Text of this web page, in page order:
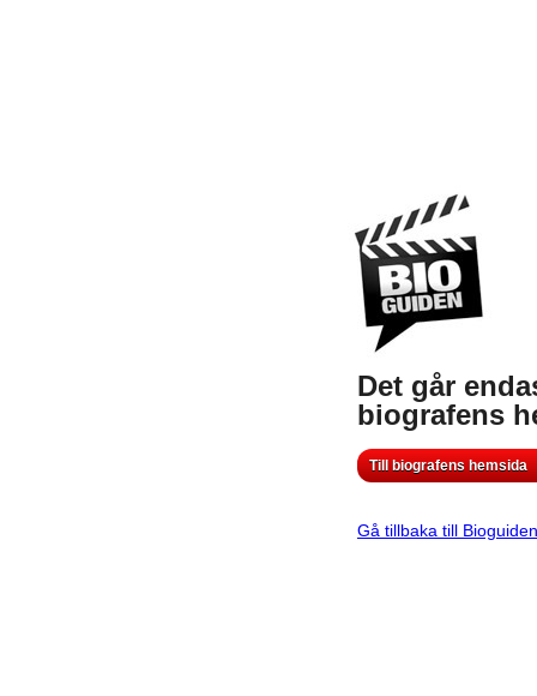
Det går
biografens
Till biografens hemsida
Gå tillbaka till Bioguiden